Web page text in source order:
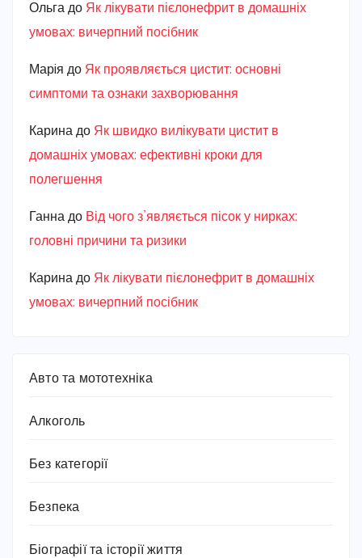
Ольга до Як лікувати пієлонефрит в домашніх
умовах: вичерпний посібник
Марiя до Як проявляється цистит: основні
симптоми та ознаки захворювання
Карина до Як швидко вилікувати цистит в
домашніх умовах: ефективні кроки для
полегшення
Ганна до Від чого з’являється пісок у нирках:
головні причини та ризики
Карина до Як лікувати пієлонефрит в домашніх
умовах: вичерпний посібник
Авто та мототехніка
Алкоголь
Без категорії
Безпека
Біографії та історії життя